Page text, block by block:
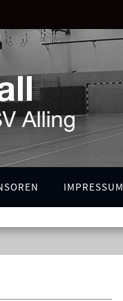
IMPRESSUM